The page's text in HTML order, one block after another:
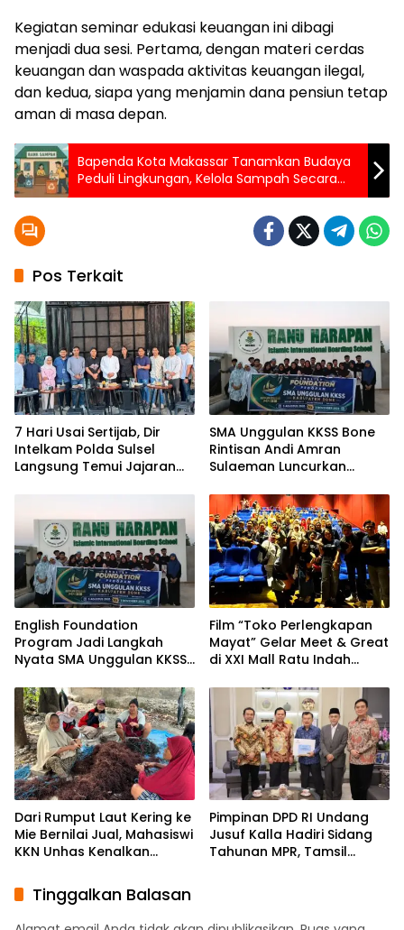
Kegiatan seminar edukasi keuangan ini dibagi
menjadi dua sesi. Pertama, dengan materi cerdas
keuangan dan waspada aktivitas keuangan ilegal,
dan kedua, siapa yang menjamin dana pensiun tetap
aman di masa depan.
Bapenda Kota Makassar Tanamkan Budaya
Peduli Lingkungan, Kelola Sampah Secara
Terpadu Melalui Bank Sampah
Pos Terkait
7 Hari Usai Sertijab, Dir
Intelkam Polda Sulsel
Langsung Temui Jajaran
SMA Unggulan KKSS Bone
Rintisan Andi Amran
Sulaeman Luncurkan
Program
English Foundation
Program Jadi Langkah
Nyata SMA Unggulan KKSS
Berdaya Saing Global
Film “Toko Perlengkapan
Mayat” Gelar Meet & Great
di XXI Mall Ratu Indah
Dari Rumput Laut Kering ke
Mie Bernilai Jual, Mahasiswi
KKN Unhas Kenalkan
kepada Petani Desa
Baruga
Pimpinan DPD RI Undang
Jusuf Kalla Hadiri Sidang
Tahunan MPR, Tamsil
Tinggalkan Balasan